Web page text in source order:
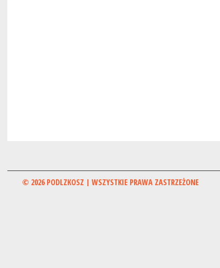
© 2026 PODLZKOSZ | WSZYSTKIE PRAWA ZASTRZEŻONE